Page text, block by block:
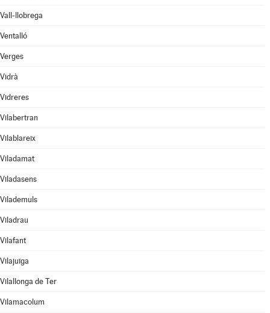
Vall-llobrega
Ventalló
Verges
Vidrà
Vidreres
Vilabertran
Vilablareix
Viladamat
Viladasens
Vilademuls
Viladrau
Vilafant
Vilajuïga
Vilallonga de Ter
Vilamacolum